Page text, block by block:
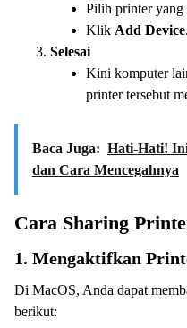
Pilih printer yang
Klik Add Device.
Selesai
Kini komputer
printer tersebut
Baca Juga: Hati-Hati!
dan Cara Mencegahnya
Cara Sharing
1. Mengaktifkan
Di MacOS, Anda dapat
berikut: